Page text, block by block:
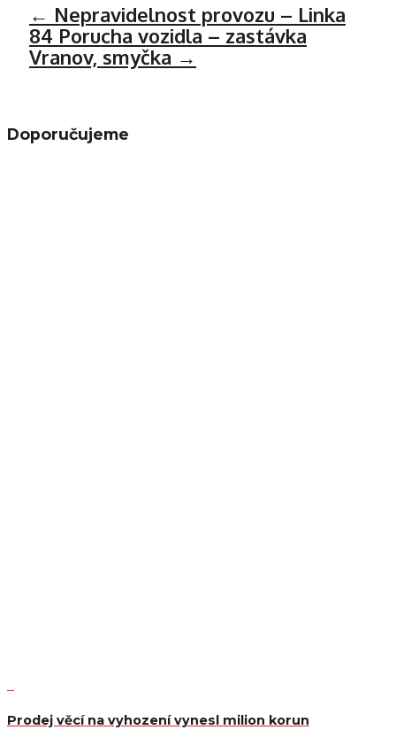
← Nepravidelnost provozu – Linka
84 Porucha vozidla – zastávka
Vranov, smyčka →
Doporučujeme
Prodej věcí na vyhození vynesl milion korun